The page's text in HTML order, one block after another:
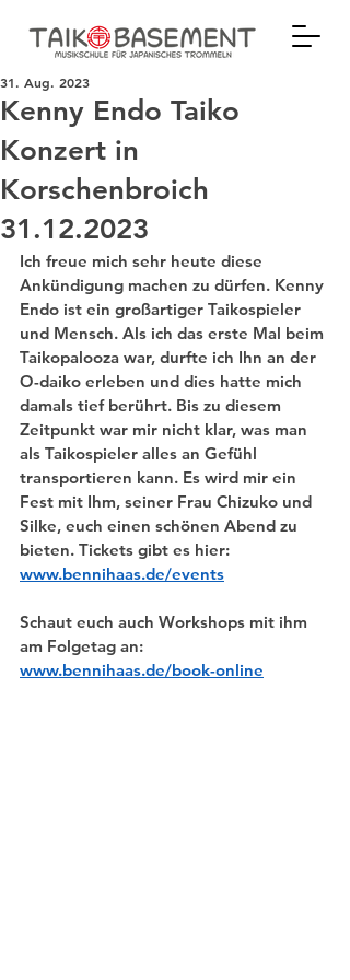
Kenny Endo Taiko
Konzert in
Korschenbroich
31.12.2023
31. Aug. 2023
Ich freue mich sehr heute diese
Ankündigung machen zu dürfen. Kenny
Endo ist ein großartiger Taikospieler
und Mensch. Als ich das erste Mal beim
Taikopalooza war, durfte ich Ihn an der
O-daiko erleben und dies hatte mich
damals tief berührt. Bis zu diesem
Zeitpunkt war mir nicht klar, was man
als Taikospieler alles an Gefühl
transportieren kann. Es wird mir ein
Fest mit Ihm, seiner Frau Chizuko und
Silke, euch einen schönen Abend zu
bieten. Tickets gibt es hier:
www.bennihaas.de/events
Schaut euch auch Workshops mit ihm
am Folgetag an:
www.bennihaas.de/book-online